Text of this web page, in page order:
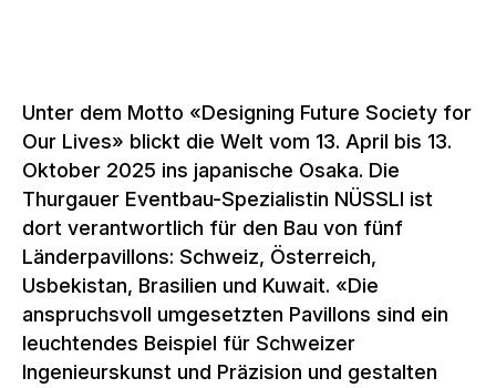
Unter dem Motto «Designing Future Society for
Our Lives» blickt die Welt vom 13. April bis 13.
Oktober 2025 ins japanische Osaka. Die
Thurgauer Eventbau-Spezialistin NÜSSLI ist
dort verantwortlich für den Bau von fünf
Länderpavillons: Schweiz, Österreich,
Usbekistan, Brasilien und Kuwait. «Die
anspruchsvoll umgesetzten Pavillons sind ein
leuchtendes Beispiel für Schweizer
Ingenieurskunst und Präzision und gestalten